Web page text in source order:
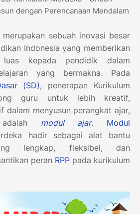
dengan Perencanaan Mendalam
merupakan sebuah inovasi besar
Indonesia yang memberikan
luas kepada pendidik dalam
yang bermakna. Pada
(SD), penerapan Kurikulum
guru untuk lebih kreatif,
dalam menyusun perangkat ajar,
modul ajar. Modul
hadir sebagai alat bantu
lengkap, fleksibel, dan
peran RPP pada kurikulum